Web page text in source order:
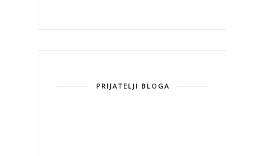
PRIJATELJI BLOGA